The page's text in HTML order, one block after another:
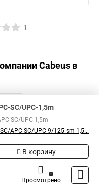
1
Cabeus в
SC/UPC-1,5m
SC/UPC-1,5m
APC-SC/UPC 9/125 sm 1,5...
В корзину
Просмотрено
1